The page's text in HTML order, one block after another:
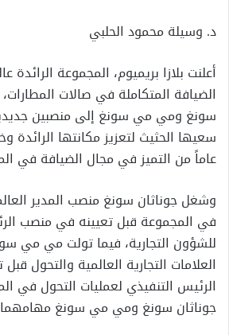
د. وسيلة محمود الحلبي
أعلنت بلازا بريميوم، المجموعة الرائدة
الضيافة المتكاملة في صالات
سونغ ومي مي سونغ إلى منصبين
عاماً من التميز في مجال الضيافة في
وشغل جوناثان سونغ منصب المدير
في المجموعة قبل تعيينه في منصب
للشؤون التجارية، فيما تولت مي مي
العلامات التجارية العالمية والتحول
الرئيس التنفيذي لعمليات التحول في
جوناثان سونغ ومي مي سونغ مهامهما